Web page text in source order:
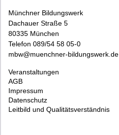
Münchner Bildungswerk
Dachauer Straße 5
80335 München
Telefon 089/54 58 05-0
mbw@muenchner-bildungswerk.de
Veranstaltungen
AGB
Impressum
Datenschutz
Leitbild und Qualitätsverständnis